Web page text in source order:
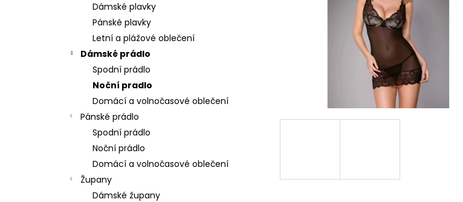
Dámské plavky
Pánské plavky
Letní a plážové oblečení
Dámské prádlo
Spodní prádlo
Noční pradlo
Domácí a volnočasové oblečení
Pánské prádlo
Spodní prádlo
Noční prádlo
Domácí a volnočasové oblečení
Župany
Dámské župany
Doporučujeme